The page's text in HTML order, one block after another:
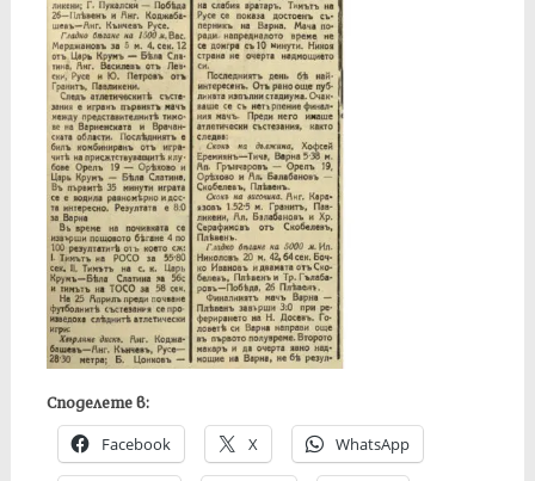
Споделете в:
Facebook X WhatsApp